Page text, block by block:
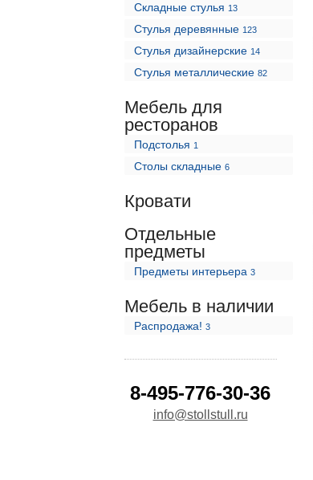
Складные стулья 13
Стулья деревянные 123
Стулья дизайнерские 14
Стулья металлические 82
Мебель для
ресторанов
Подстолья 1
Столы складные 6
Кровати
Отдельные
предметы
Предметы интерьера 3
Мебель в наличии
Распродажа! 3
8-495-776-30-36
info@stollstull.ru